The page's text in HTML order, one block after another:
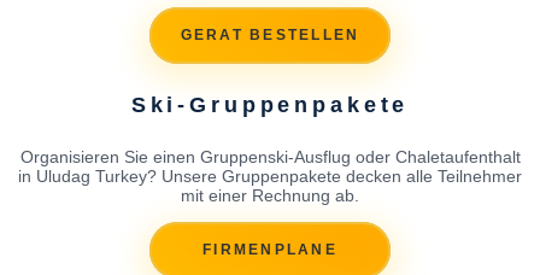
GERAT BESTELLEN
Ski-Gruppenpakete
Organisieren Sie einen Gruppenski-Ausflug oder Chaletaufenthalt
in Uludag Turkey? Unsere Gruppenpakete decken alle Teilnehmer
mit einer Rechnung ab.
FIRMENPLANE